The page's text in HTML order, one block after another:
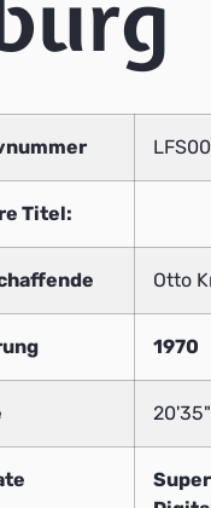
Titel:
Otto
1970
20'35"